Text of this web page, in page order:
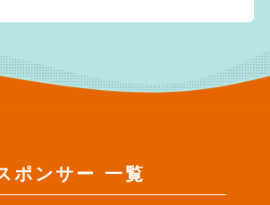
ポンサー 一覧